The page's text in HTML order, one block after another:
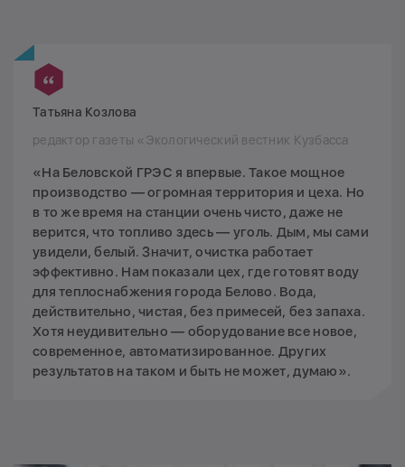
Татьяна Козлова
редактор газеты «Экологический вестник Кузбасса
«На Беловской ГРЭС я впервые. Такое мощное
производство — огромная территория и цеха. Но
в то же время на станции очень чисто, даже не
верится, что топливо здесь — уголь. Дым, мы сами
увидели, белый. Значит, очистка работает
эффективно. Нам показали цех, где готовят воду
для теплоснабжения города Белово. Вода,
действительно, чистая, без примесей, без запаха.
Хотя неудивительно — оборудование все новое,
современное, автоматизированное. Других
результатов на таком и быть не может, думаю».